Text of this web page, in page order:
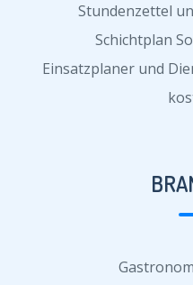
Stundenzettel
Schichtplan
Einsatzplaner und